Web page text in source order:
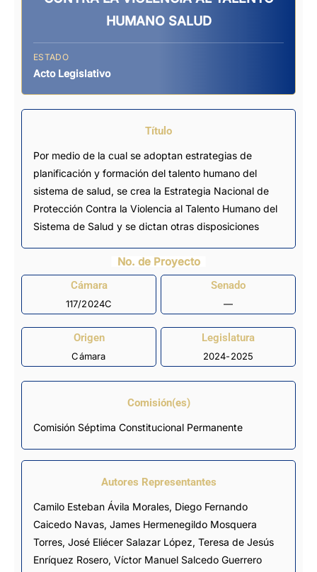
HUMANO SALUD
ESTADO
Acto Legislativo
Título
Por medio de la cual se adoptan estrategias de
planificación y formación del talento humano del
sistema de salud, se crea la Estrategia Nacional de
Protección Contra la Violencia al Talento Humano del
Sistema de Salud y se dictan otras disposiciones
No. de Proyecto
Cámara
117/2024C
Senado
—
Origen
Cámara
Legislatura
2024-2025
Comisión(es)
Comisión Séptima Constitucional Permanente
Autores Representantes
Camilo Esteban Ávila Morales, Diego Fernando
Caicedo Navas, James Hermenegildo Mosquera
Torres, José Eliécer Salazar López, Teresa de Jesús
Enríquez Rosero, Víctor Manuel Salcedo Guerrero